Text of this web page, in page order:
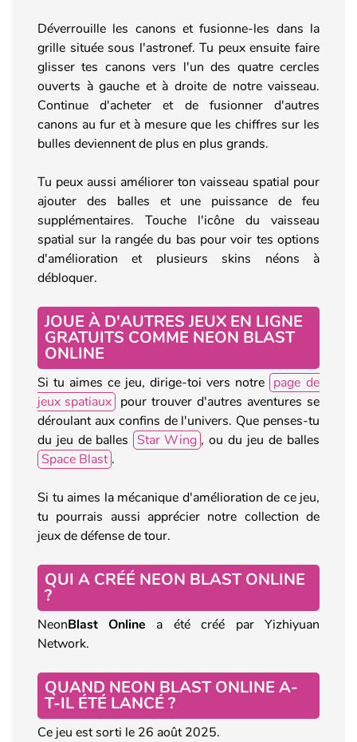
Déverrouille les canons et fusionne-les dans la
grille située sous l'astronef. Tu peux ensuite faire
glisser tes canons vers l'un des quatre cercles
ouverts à gauche et à droite de notre vaisseau.
Continue d'acheter et de fusionner d'autres
canons au fur et à mesure que les chiffres sur les
bulles deviennent de plus en plus grands.
Tu peux aussi améliorer ton vaisseau spatial pour
ajouter des balles et une puissance de feu
supplémentaires. Touche l'icône du vaisseau
spatial sur la rangée du bas pour voir tes options
d'amélioration et plusieurs skins néons à
débloquer.
JOUE À D'AUTRES JEUX EN LIGNE
GRATUITS COMME NEON BLAST
ONLINE
Si tu aimes ce jeu, dirige-toi vers notre page de
jeux spatiaux pour trouver d'autres aventures se
déroulant aux confins de l'univers. Que penses-tu
du jeu de balles Star Wing , ou du jeu de balles
Space Blast .
Si tu aimes la mécanique d'amélioration de ce jeu,
tu pourrais aussi apprécier notre collection de
jeux de défense de tour.
QUI A CRÉÉ NEON BLAST ONLINE
?
NeonBlast Online a été créé par Yizhiyuan
Network.
QUAND NEON BLAST ONLINE A-
T-IL ÉTÉ LANCÉ ?
Ce jeu est sorti le 26 août 2025.